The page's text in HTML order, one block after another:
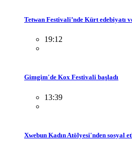
Tetwan Festivali’nde Kürt edebiyatı
19:12
Gimgim'de Kox Festivali başladı
13:39
Xwebun Kadın Atölyesi'nden sosyal